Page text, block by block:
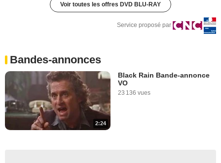
Voir toutes les offres DVD BLU-RAY
Service proposé par
Bandes-annonces
2:24
Black Rain Bande-annonce
VO
23 136 vues